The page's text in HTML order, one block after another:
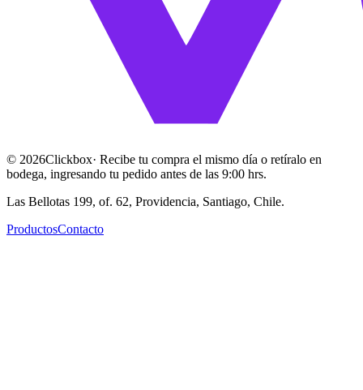
© 2026Clickbox· Recibe tu compra el mismo día o retíralo en
bodega, ingresando tu pedido antes de las 9:00 hrs.
Las Bellotas 199, of. 62, Providencia, Santiago, Chile.
ProductosContacto